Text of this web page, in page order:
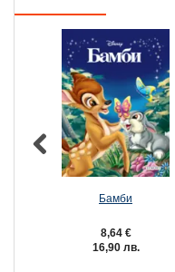
Бамби
8,64 €
16,90 лв.